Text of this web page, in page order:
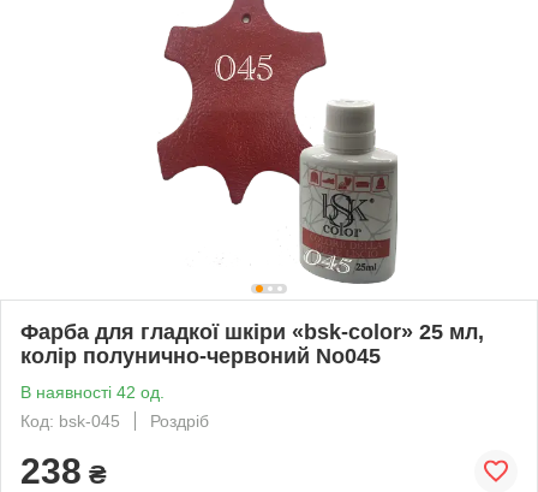
Фарба для гладкої шкіри «bsk-color» 25 мл,
колір полунично-червоний No045
В наявності 42 од.
Код: bsk-045
Роздріб
238 ₴